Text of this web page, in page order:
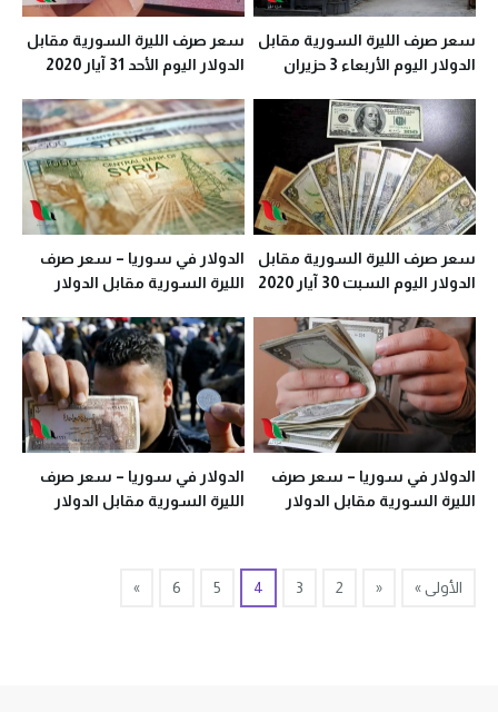
سعر صرف الليرة السورية مقابل
الدولار اليوم الأربعاء 3 حزيران
سعر صرف الليرة السورية مقابل
الدولار اليوم الأحد 31 آيار 2020
سعر صرف الليرة السورية مقابل
الدولار اليوم السبت 30 آيار 2020
الدولار في سوريا – سعر صرف
الليرة السورية مقابل الدولار
معظم المحافظات
الدولار في سوريا – سعر صرف
الليرة السورية مقابل الدولار
الدولار في سوريا – سعر صرف
الليرة السورية مقابل الدولار
الأولى » «
2
3
4
5
6
»